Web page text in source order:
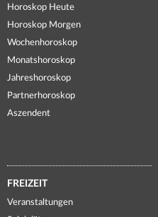
Horoskop Heute
Horoskop Morgen
Wochenhoroskop
Monatshoroskop
Jahreshoroskop
Partnerhoroskop
Aszendent
FREIZEIT
Veranstaltungen